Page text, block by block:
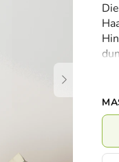
ist
0,0
von
Die